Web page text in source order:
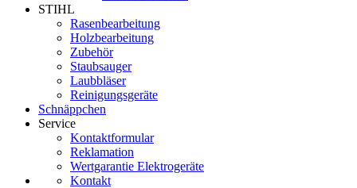
STIHL
Rasenbearbeitung
Holzbearbeitung
Zubehör
Staubsauger
Laubbläser
Reinigungsgeräte
Schnäppchen
Service
Kontaktformular
Reklamation
Wertgarantie Elektrogeräte
Kontakt